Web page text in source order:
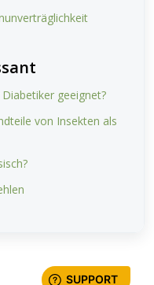
geeignet?
von Insekten als